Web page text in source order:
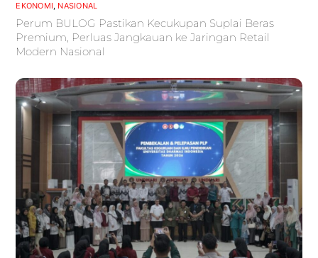
EKONOMI, NASIONAL
Perum BULOG Pastikan Kecukupan Suplai Beras
Premium, Perluas Jangkauan ke Jaringan Retail
Modern Nasional